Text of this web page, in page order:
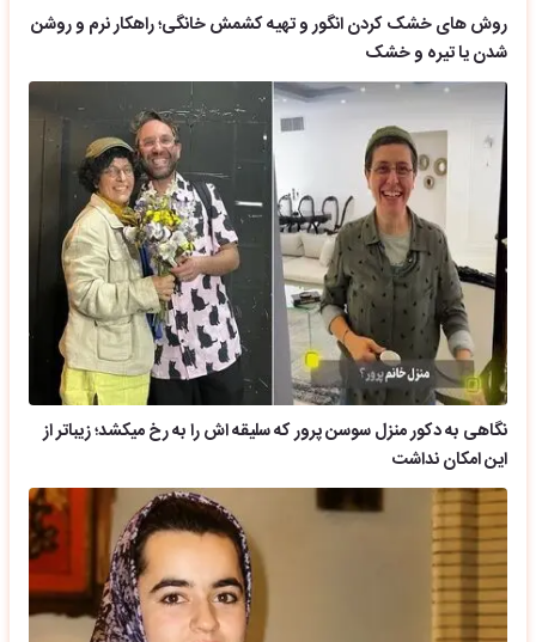
روش های خشک کردن انگور و تهیه کشمش خانگی؛ راهکار نرم و روشن
شدن یا تیره و خشک
نگاهی به دکور منزل سوسن پرور که سلیقه اش را به رخ میکشد؛ زیباتر از
این امکان نداشت